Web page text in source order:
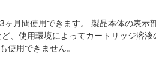
ヶ月間使用できます。 製品本体の表示
、使用環境によってカートリッジ溶
使用できません。